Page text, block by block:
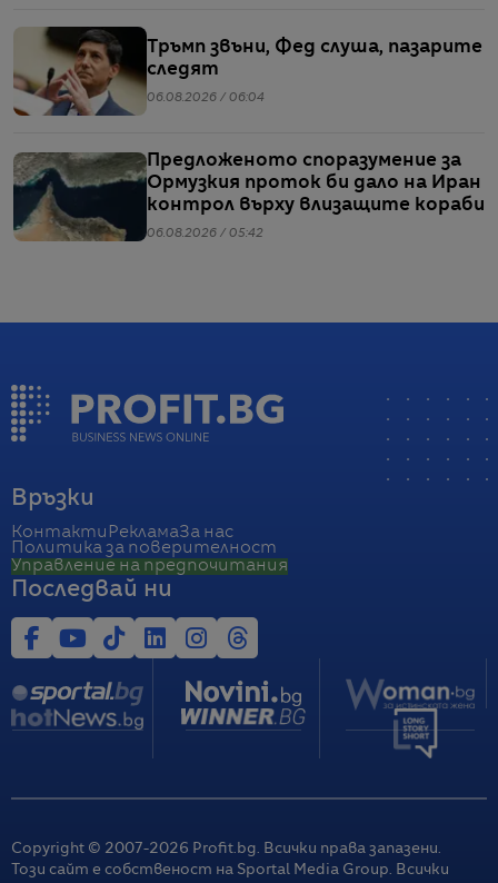
Тръмп звъни, Фед слуша, пазарите
следят
06.08.2026 / 06:04
Предложеното споразумение за
Ормузкия проток би дало на Иран
контрол върху влизащите кораби
06.08.2026 / 05:42
Връзки
Контакти РекламаЗа нас
Политика за поверителност
Управление на предпочитания
Последвай ни
Copyright © 2007-2026 Profit.bg. Всички права запазени.
Този сайт е собственост на Sportal Media Group. Всички